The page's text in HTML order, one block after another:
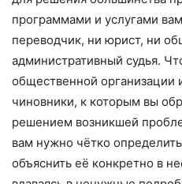
программами и услугами
переводчик, ни юрист, ни
административный судья.
общественной организации
чиновники, к которым вы
решением возникшей
вам нужно чётко
объяснить её конкретно в